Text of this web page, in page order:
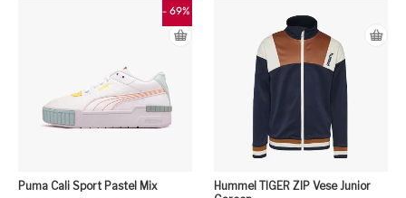
- 69%
Puma Cali Sport Pastel Mix
Hummel TIGER ZIP Vese Junior